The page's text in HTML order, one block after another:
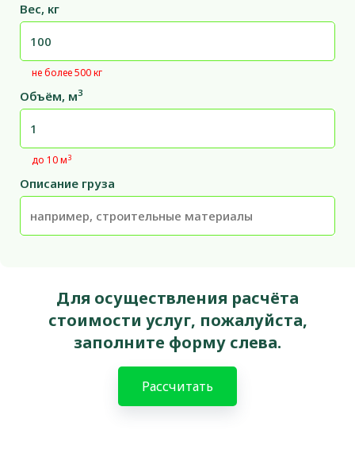
Вес, кг
не более 500 кг
Объём, м3
до 10 м3
Описание груза
Для осуществления расчёта
стоимости услуг, пожалуйста,
заполните форму слева.
Рассчитать